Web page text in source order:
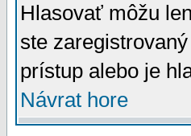
Hlasovať môžu
ste
prístup alebo je
Návrat hore